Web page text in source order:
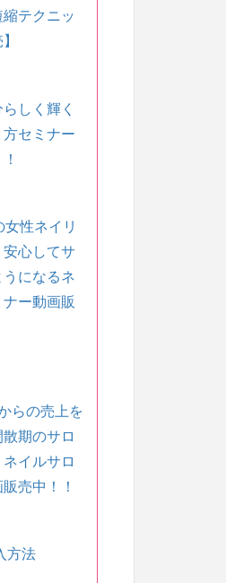
縮テクニッ
しく輝く
セミナー
女性ネイリ
心してサ
うになるネ
ー動画販
らの売上を
期のサロ
イルサロ
売中！！
方法